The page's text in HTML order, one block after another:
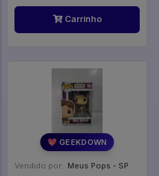
Carrinho
💖 GEEKDOWN
Vendido por: Meus Pops - SP